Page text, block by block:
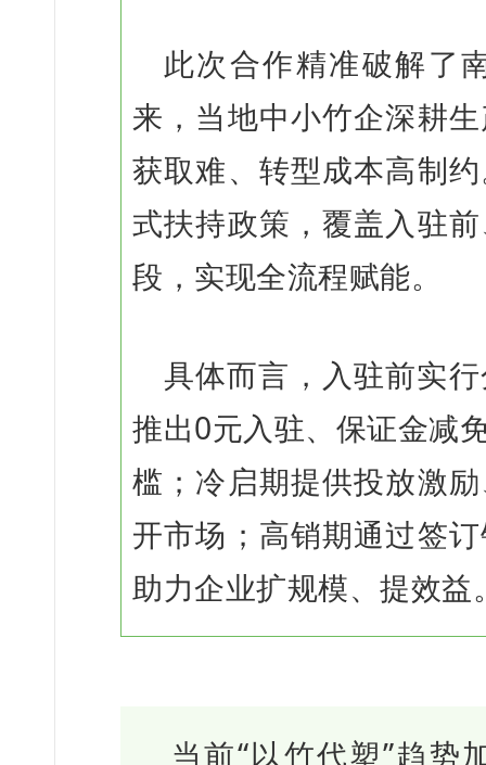
此次合作精准破解了
来，当地中小竹企深耕
获取难、转型成本高制
式扶持政策，覆盖入驻
段，实现全流程赋能。
具体而言，入驻前实
推出0元入驻、保证金减
槛；冷启期提供投放激
开市场；高销期通过签
助力企业扩规模、提效益
当前“以竹代塑”趋势